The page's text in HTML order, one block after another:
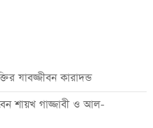
যাবজ্জীবন কারাদন্ড
শায়খ গাজ্জাবী ও আল-